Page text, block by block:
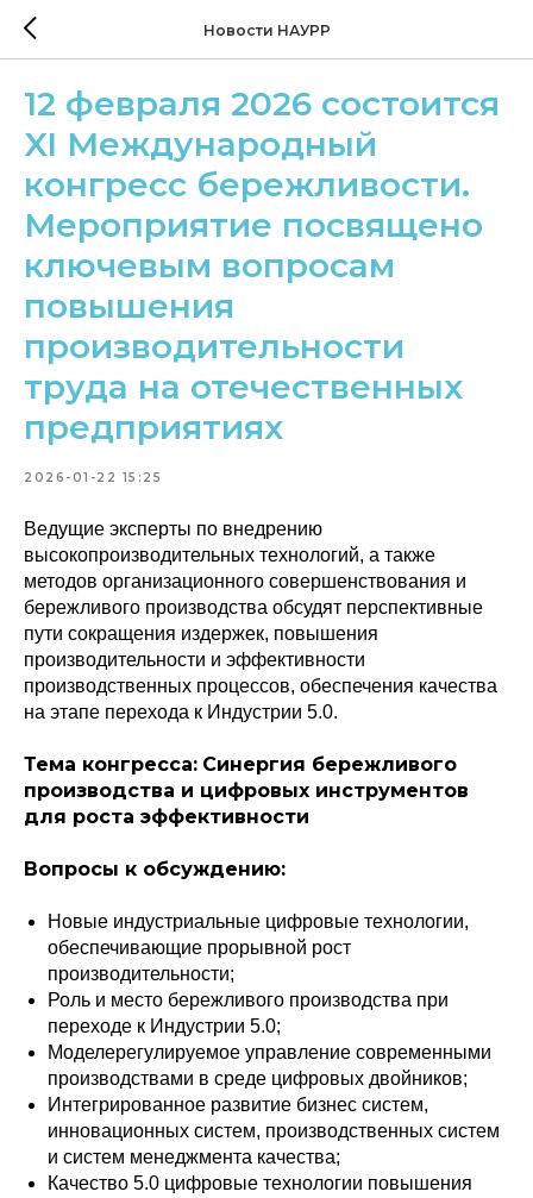
Новости НАУРР
12 февраля 2026 состоится
XI Международный
конгресс бережливости.
Мероприятие посвящено
ключевым вопросам
повышения
производительности
труда на отечественных
предприятиях
2026-01-22 15:25
Ведущие эксперты по внедрению
высокопроизводительных технологий, а также
методов организационного совершенствования и
бережливого производства обсудят перспективные
пути сокращения издержек, повышения
производительности и эффективности
производственных процессов, обеспечения качества
на этапе перехода к Индустрии 5.0.
Тема конгресса: Синергия бережливого
производства и цифровых инструментов
для роста эффективности
Вопросы к обсуждению:
Новые индустриальные цифровые технологии,
обеспечивающие прорывной рост
производительности;
Роль и место бережливого производства при
переходе к Индустрии 5.0;
Моделерегулируемое управление современными
производствами в среде цифровых двойников;
Интегрированное развитие бизнес систем,
инновационных систем, производственных систем
и систем менеджмента качества;
Качество 5.0 цифровые технологии повышения